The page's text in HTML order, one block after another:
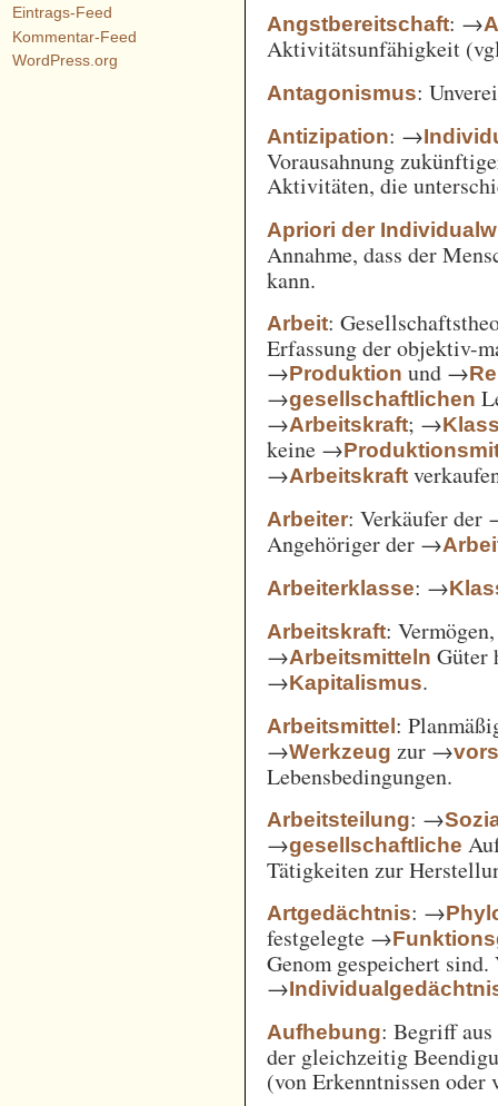
Angstbereitschaft: →
Aktivitätsunfähigkeit
Antagonismus:
Antizipation: →
Vorausahnung
Aktivitäten, die
Apriori der
Annahme, dass der
kann.
Arbeit:
Erfassung der objektiv-
→Produktion und →
→gesellschaftlichen
→Arbeitskraft; →
keine →
→Arbeitskraft
Arbeiter: Verkäufer der
Angehöriger der →
Arbeiterklasse: →
Arbeitskraft:
→Arbeitsmitteln Güter
→Kapitalismus.
Arbeitsmittel:
→Werkzeug zur →
Lebensbedingungen.
Arbeitsteilung: →
→gesellschaftliche
Tätigkeiten zur
Artgedächtnis: →
festgelegte →
Genom gespeichert sind.
→
Aufhebung: Begriff
der gleichzeitig
(von Erkenntnissen
Eintrags-Feed
Kommentar-Feed
WordPress.org